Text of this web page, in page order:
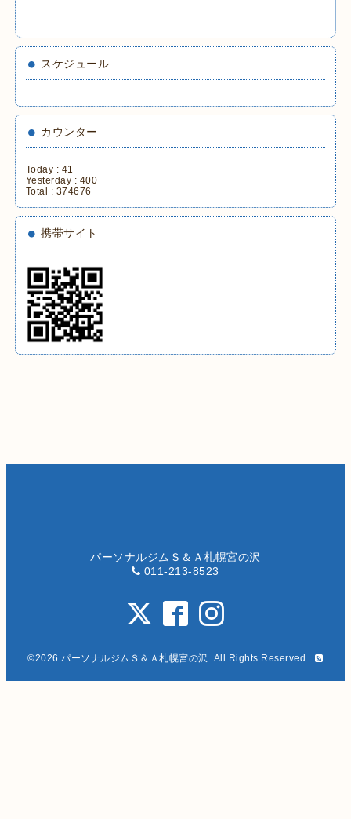
スケジュール
カウンター
Today : 41
Yesterday : 400
Total : 374676
携帯サイト
パーソナルジムＳ＆Ａ札幌宮の沢
011-213-8523
©2026パーソナルジムＳ＆Ａ札幌宮の沢 . All Rights Reserved.